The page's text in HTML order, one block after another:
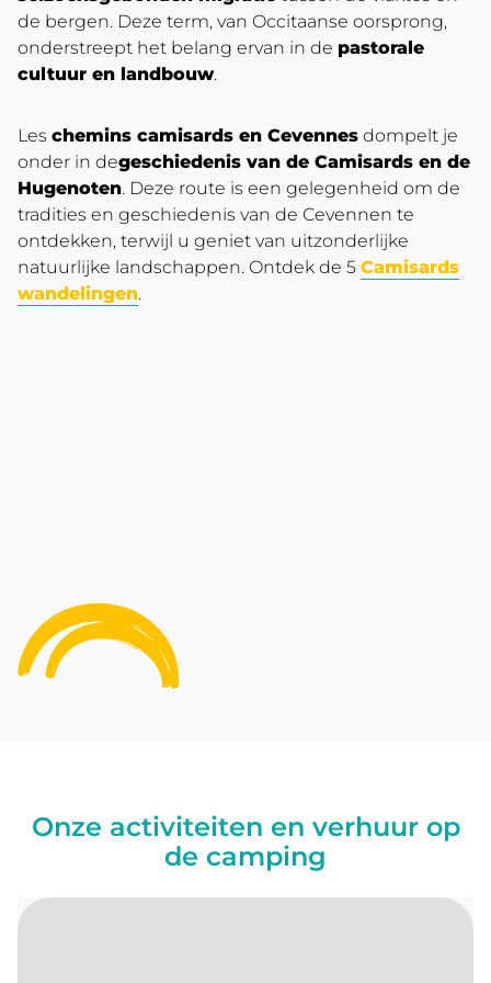
de bergen. Deze term, van Occitaanse oorsprong,
onderstreept het belang ervan in de pastorale
cultuur en landbouw.
Les chemins camisards en Cevennes dompelt je
onder in degeschiedenis van de Camisards en de
Hugenoten. Deze route is een gelegenheid om de
tradities en geschiedenis van de Cevennen te
ontdekken, terwijl u geniet van uitzonderlijke
natuurlijke landschappen. Ontdek de 5 Camisards
wandelingen.
Onze activiteiten en verhuur op
de camping